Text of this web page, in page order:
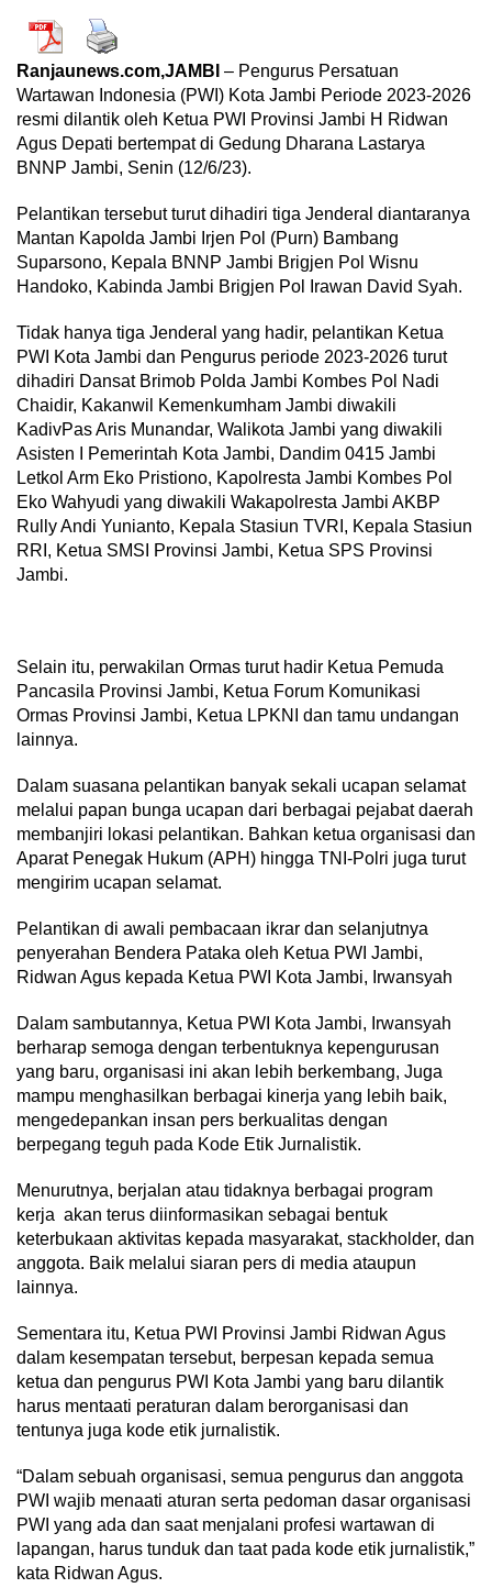
Ranjaunews.com,JAMBI – Pengurus Persatuan
Wartawan Indonesia (PWI) Kota Jambi Periode 2023-2026
resmi dilantik oleh Ketua PWI Provinsi Jambi H Ridwan
Agus Depati bertempat di Gedung Dharana Lastarya
BNNP Jambi, Senin (12/6/23).
Pelantikan tersebut turut dihadiri tiga Jenderal diantaranya
Mantan Kapolda Jambi Irjen Pol (Purn) Bambang
Suparsono, Kepala BNNP Jambi Brigjen Pol Wisnu
Handoko, Kabinda Jambi Brigjen Pol Irawan David Syah.
Tidak hanya tiga Jenderal yang hadir, pelantikan Ketua
PWI Kota Jambi dan Pengurus periode 2023-2026 turut
dihadiri Dansat Brimob Polda Jambi Kombes Pol Nadi
Chaidir, Kakanwil Kemenkumham Jambi diwakili
KadivPas Aris Munandar, Walikota Jambi yang diwakili
Asisten I Pemerintah Kota Jambi, Dandim 0415 Jambi
Letkol Arm Eko Pristiono, Kapolresta Jambi Kombes Pol
Eko Wahyudi yang diwakili Wakapolresta Jambi AKBP
Rully Andi Yunianto, Kepala Stasiun TVRI, Kepala Stasiun
RRI, Ketua SMSI Provinsi Jambi, Ketua SPS Provinsi
Jambi.
Selain itu, perwakilan Ormas turut hadir Ketua Pemuda
Pancasila Provinsi Jambi, Ketua Forum Komunikasi
Ormas Provinsi Jambi, Ketua LPKNI dan tamu undangan
lainnya.
Dalam suasana pelantikan banyak sekali ucapan selamat
melalui papan bunga ucapan dari berbagai pejabat daerah
membanjiri lokasi pelantikan. Bahkan ketua organisasi dan
Aparat Penegak Hukum (APH) hingga TNI-Polri juga turut
mengirim ucapan selamat.
Pelantikan di awali pembacaan ikrar dan selanjutnya
penyerahan Bendera Pataka oleh Ketua PWI Jambi,
Ridwan Agus kepada Ketua PWI Kota Jambi, Irwansyah
Dalam sambutannya, Ketua PWI Kota Jambi, Irwansyah
berharap semoga dengan terbentuknya kepengurusan
yang baru, organisasi ini akan lebih berkembang, Juga
mampu menghasilkan berbagai kinerja yang lebih baik,
mengedepankan insan pers berkualitas dengan
berpegang teguh pada Kode Etik Jurnalistik.
Menurutnya, berjalan atau tidaknya berbagai program
kerja akan terus diinformasikan sebagai bentuk
keterbukaan aktivitas kepada masyarakat, stackholder, dan
anggota. Baik melalui siaran pers di media ataupun
lainnya.
Sementara itu, Ketua PWI Provinsi Jambi Ridwan Agus
dalam kesempatan tersebut, berpesan kepada semua
ketua dan pengurus PWI Kota Jambi yang baru dilantik
harus mentaati peraturan dalam berorganisasi dan
tentunya juga kode etik jurnalistik.
“Dalam sebuah organisasi, semua pengurus dan anggota
PWI wajib menaati aturan serta pedoman dasar organisasi
PWI yang ada dan saat menjalani profesi wartawan di
lapangan, harus tunduk dan taat pada kode etik jurnalistik,”
kata Ridwan Agus.